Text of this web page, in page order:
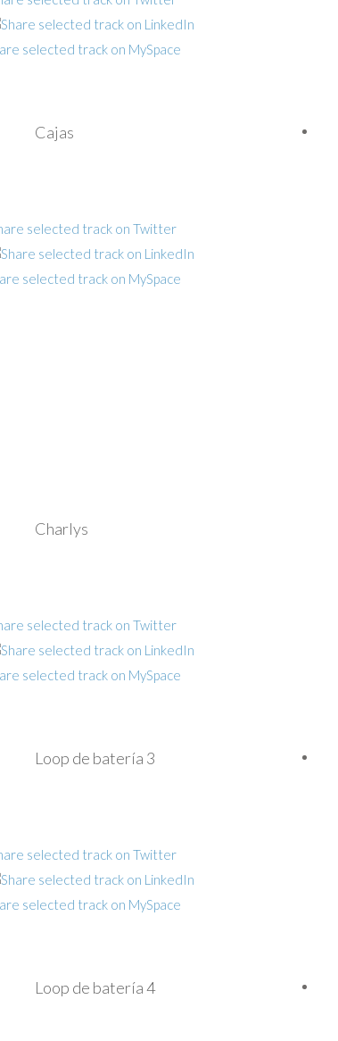
Cajas
Charlys
Loop de batería 3
Loop de batería 4